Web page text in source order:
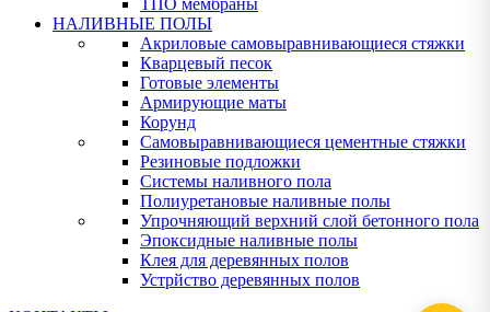
НАЛИВНЫЕ ПОЛЫ
Акриловые самовыравнивающиеся стяжки
Кварцевый песок
Готовые элементы
Армирующие маты
Корунд
Самовыравнивающиеся цементные стяжки
Резиновые подложки
Системы наливного пола
Полиуретановые наливные полы
Упрочняющий верхний слой бетонного пола
Эпоксидные наливные полы
Клея для деревянных полов
Устрйство деревянных полов